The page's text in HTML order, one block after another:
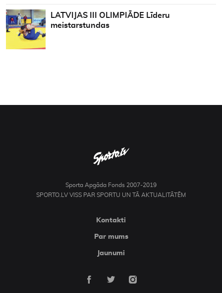
LATVIJAS III OLIMPIĀDE Līderu
meistarstundas
Sporta Apgāda Fonds 2007-2019
SPORTO.LV VISS PAR SPORTU UN TĀ AKTUALITĀTĒM
Kontakti
Par mums
Jaunumi